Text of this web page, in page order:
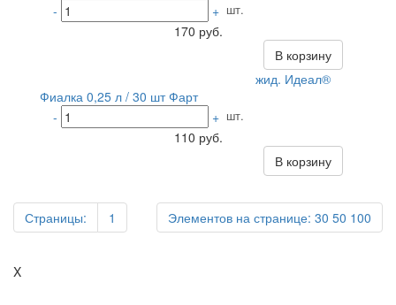
-
+ шт.
170 руб.
В корзину
жид. Идеал®
Фиалка 0,25 л / 30 шт Фарт
-
+ шт.
110 руб.
В корзину
Элементов на странице: 30 50 100
Страницы: 1
X